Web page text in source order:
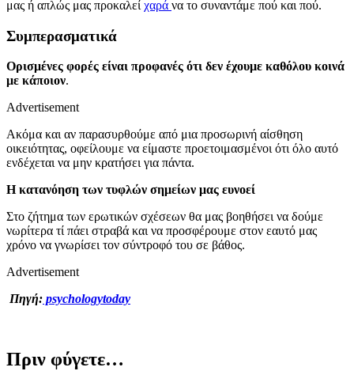
μας ή απλώς μας προκαλεί χαρά να το συναντάμε πού και πού.
Συμπερασματικά
Ορισμένες φορές είναι προφανές ότι δεν έχουμε καθόλου κοινά
με κάποιον.
Advertisement
Ακόμα και αν παρασυρθούμε από μια προσωρινή αίσθηση
οικειότητας, οφείλουμε να είμαστε προετοιμασμένοι ότι όλο αυτό
ενδέχεται να μην κρατήσει για πάντα.
Η κατανόηση των τυφλών σημείων μας ευνοεί
Στο ζήτημα των ερωτικών σχέσεων θα μας βοηθήσει να δούμε
νωρίτερα τί πάει στραβά και να προσφέρουμε στον εαυτό μας
χρόνο να γνωρίσει τον σύντροφό του σε βάθος.
Advertisement
Πηγή: psychologytoday
Πριν φύγετε…